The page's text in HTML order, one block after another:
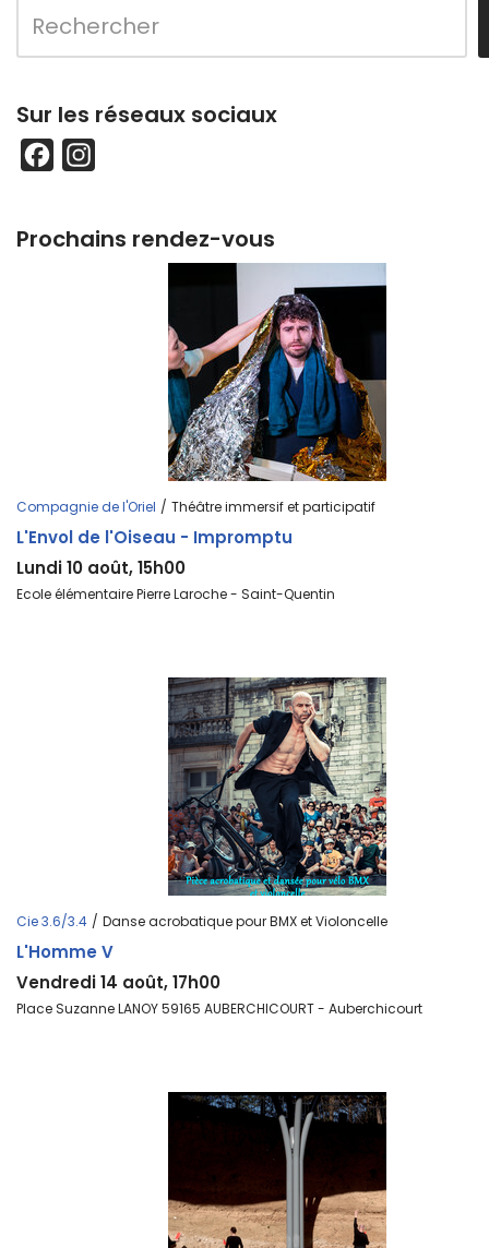
Sur les réseaux sociaux
e
t
Prochains rendez-vous
Compagnie de l'Oriel / Théâtre immersif et participatif
L'Envol de l'Oiseau - Impromptu
Lundi 10 août, 15h00
Ecole élémentaire Pierre Laroche - Saint-Quentin
Cie 3.6/3.4 / Danse acrobatique pour BMX et Violoncelle
L'Homme V
Vendredi 14 août, 17h00
Place Suzanne LANOY 59165 AUBERCHICOURT - Auberchicourt